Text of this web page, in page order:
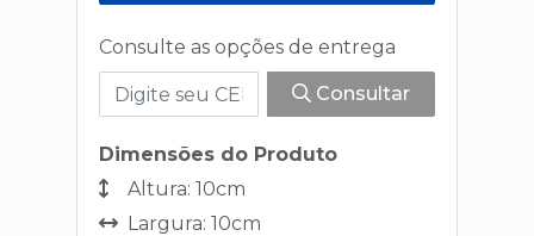
Consulte as opções de entrega
Consultar
Dimensões do Produto
Altura: 10cm
Largura: 10cm